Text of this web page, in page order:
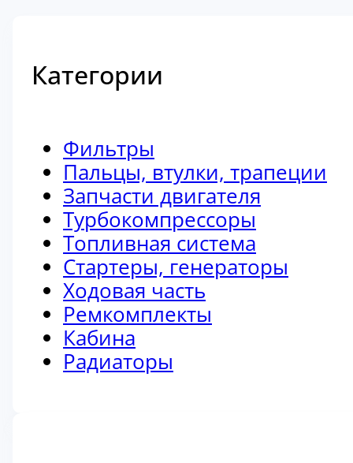
Категории
Фильтры
Пальцы, втулки, трапеции
Запчасти двигателя
Турбокомпрессоры
Топливная система
Стартеры, генераторы
Ходовая часть
Ремкомплекты
Кабина
Радиаторы